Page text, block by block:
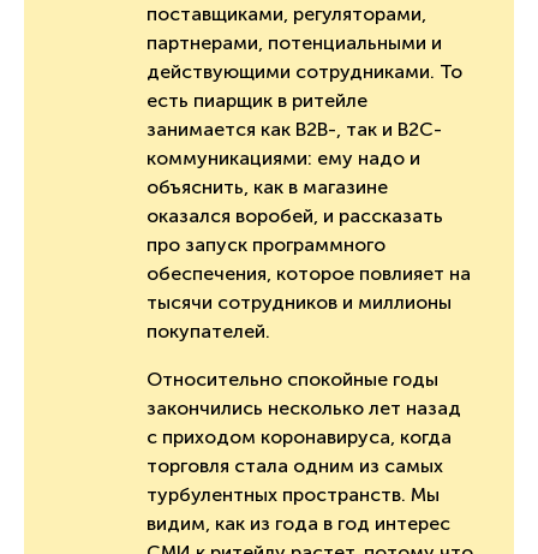
поставщиками, регуляторами,
партнерами, потенциальными и
действующими сотрудниками. То
есть пиарщик в ритейле
занимается как B2B-, так и B2C-
коммуникациями: ему надо и
объяснить, как в магазине
оказался воробей, и рассказать
про запуск программного
обеспечения, которое повлияет на
тысячи сотрудников и миллионы
покупателей.
Относительно спокойные годы
закончились несколько лет назад
с приходом коронавируса, когда
торговля стала одним из самых
турбулентных пространств. Мы
видим, как из года в год интерес